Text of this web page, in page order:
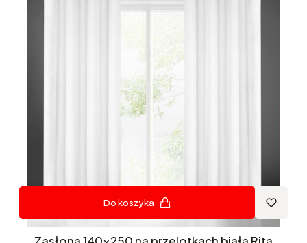
Do koszyka